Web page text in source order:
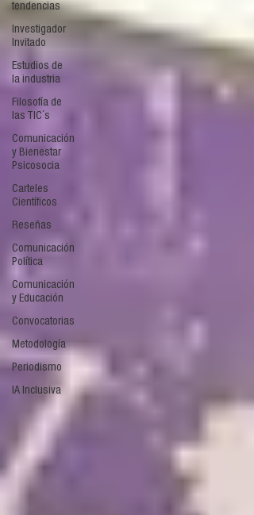
tendencias
Investigador
Invitado
Estudios de
la industria
Filosofía de
las TIC´s
Comunicación
y Bienestar
Psicosocia
Carteles
Científicos
Reseñas
Comunicación
Política
Comunicación
y Educación
Convocatorias
Metodología
Periodismo
IA Inclusiva